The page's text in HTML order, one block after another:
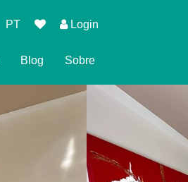
PT Login
Blog Sobre